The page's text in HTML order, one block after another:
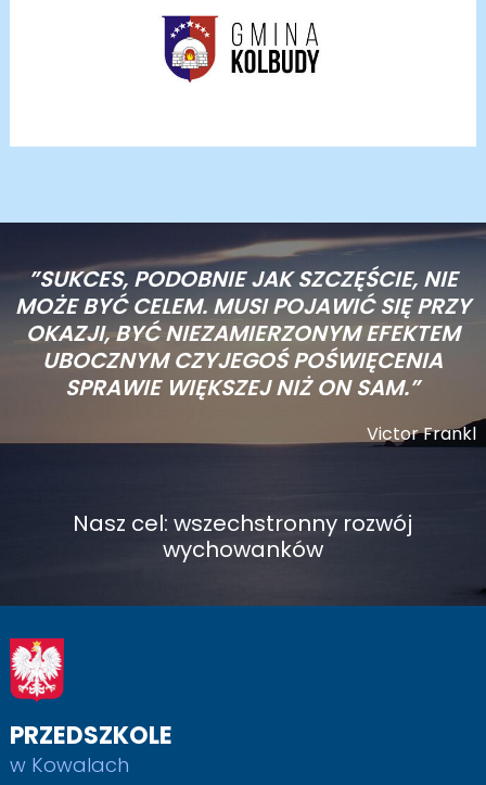
”SUKCES, PODOBNIE JAK SZCZĘŚCIE, NIE
MOŻE BYĆ CELEM. MUSI POJAWIĆ SIĘ PRZY
OKAZJI, BYĆ NIEZAMIERZONYM EFEKTEM
UBOCZNYM CZYJEGOŚ POŚWIĘCENIA
SPRAWIE WIĘKSZEJ NIŻ ON SAM.”
Victor Frankl
Nasz cel: wszechstronny rozwój
wychowanków
PRZEDSZKOLE
w Kowalach